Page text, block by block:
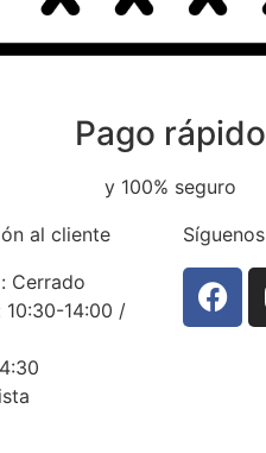
Pago rápido
y 100% seguro
al cliente
Cerrado
10:30-14:00 /
Síguenos